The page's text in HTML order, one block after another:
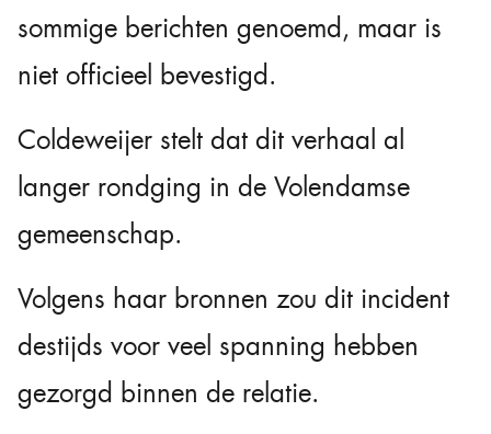
sommige berichten genoemd, maar is
niet officieel bevestigd.
Coldeweijer stelt dat dit verhaal al
langer rondging in de Volendamse
gemeenschap.
Volgens haar bronnen zou dit incident
destijds voor veel spanning hebben
gezorgd binnen de relatie.